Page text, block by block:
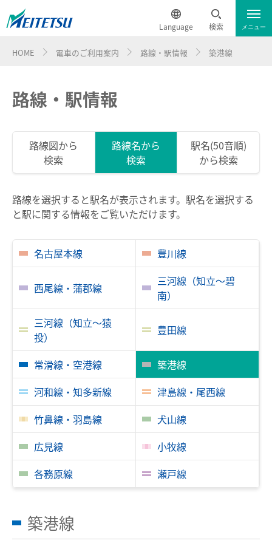
Language 検索
運行情報 遅延証明書
電車のご利用案内
ダイヤ・運賃
時刻表
臨時列車情報
路線・駅情報
名古屋本線
豊川線
西尾線・蒲郡線
三河線（知立～碧南）
常滑線・空港線
築港線
河和線・知多新線
津島線・尾西線
竹鼻線・羽島線
犬山線
各務原線
簡体中文
繁体中文
한국어
ภาษาไทย
メニュー
HOME 電車のご利用案内 路線・駅情報 築港線
路線・駅情報
路線図から
検索
路線名から
検索
駅名(50音順)
から検索
路線を選択すると駅名が表示されます。駅名を選択する
と駅に関する情報をご覧いただけます。
名古屋本線 豊川線
西尾線・蒲郡線
三河線（知立～碧
南）
三河線（知立～猿
投）
豊田線
常滑線・空港線
築港線
河和線・知多新線
津島線・尾西線
竹鼻線・羽島線
犬山線
広見線
小牧線
各務原線
瀬戸線
築港線